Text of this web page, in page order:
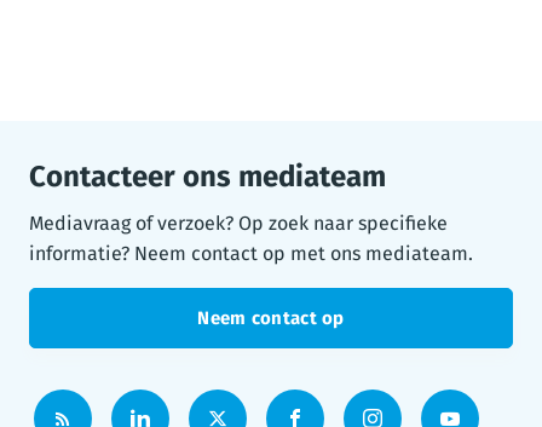
Contacteer ons mediateam
Mediavraag of verzoek? Op zoek naar specifieke
informatie? Neem contact op met ons mediateam.
Neem contact op